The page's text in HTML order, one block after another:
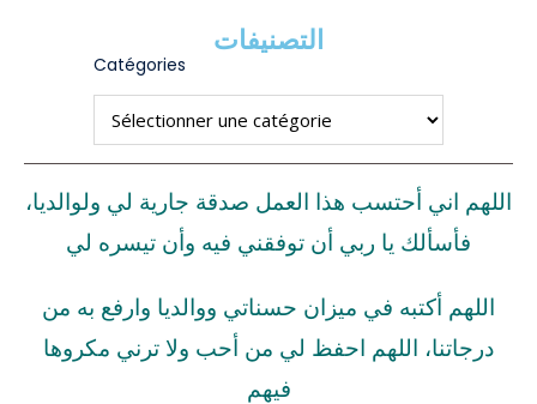
التصنيفات
Catégories
اللهم اني أحتسب هذا العمل صدقة جارية لي ولوالديا،
فأسألك يا ربي أن توفقني فيه وأن تيسره لي
اللهم أكتبه في ميزان حسناتي ووالديا وارفع به من
درجاتنا، اللهم احفظ لي من أحب ولا ترني مكروها
فيهم